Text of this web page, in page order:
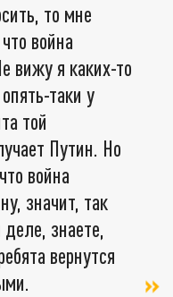
то мне
война
вижу я каких-то
таки у
той
Путин. Но
война
значит, так
знаете,
вернутся